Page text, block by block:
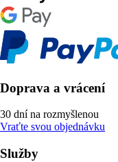
Doprava a vrácení
30 dní na rozmyšlenou
Vraťte svou objednávku
Služby